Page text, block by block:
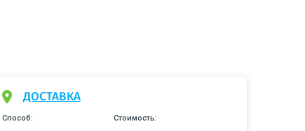
ДОСТАВКА
Способ: Стоимость: